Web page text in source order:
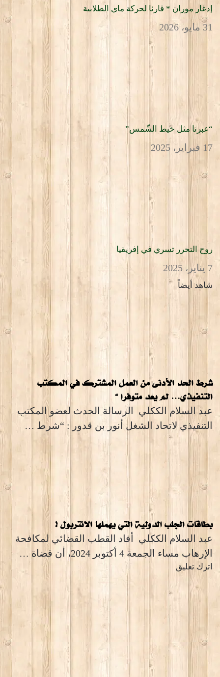
إدغار موران * قارئا لحركة ماي الطلابية
31 مايو، 2026
“عبرنا مثل خيط الشّمس”
17 فبراير، 2025
روح التحرر تسري في إفريقيا
7 يناير، 2025
شاهد أيضاً
شرط الحد الأدنى من العمل المشترك في المكتب
التنفيذي… لم يعد متوفرا “
عبد السلام الككلي الرسالة الحدث لعضو المكتب
التنفيذي لاتحاد الشغل أنور بن قدور : “شرط …
بطاقات الجلب الدولية التي يهملها الانتربول !
عبد السلام الككلي أفاد القطب القضائي لمكافحة
الإرهاب مساء الجمعة 4 أكتوبر 2024، أن قضاة …
اترك تعليق